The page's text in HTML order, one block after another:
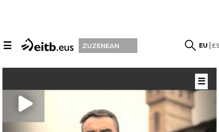
☰ ZUZENEAN EU
☰